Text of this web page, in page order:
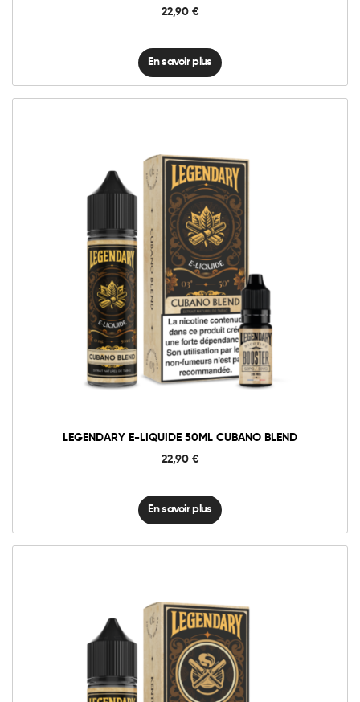
22,90 €
En savoir plus
LEGENDARY E-LIQUIDE 50ML CUBANO BLEND
22,90 €
En savoir plus